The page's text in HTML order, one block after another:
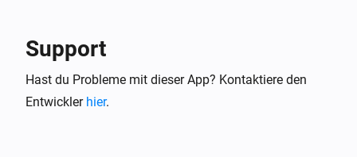
Die Temperatur hat sich geändert
Support
Hast du Probleme mit dieser App? Kontaktiere den
Entwickler hier.